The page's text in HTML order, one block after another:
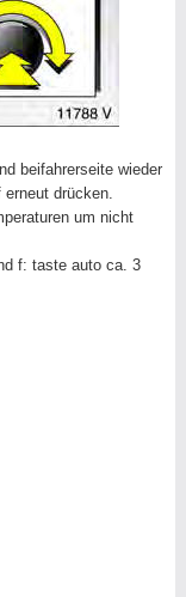
beifahrerseite wieder
drücken.
um nicht
f: taste auto ca. 3